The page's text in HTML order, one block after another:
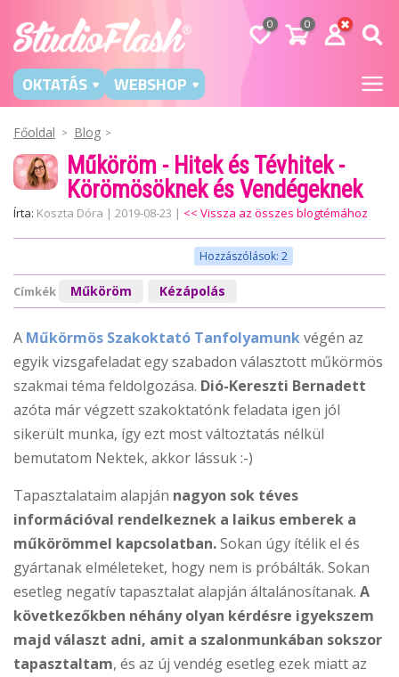
0 0
OKTATÁS WEBSHOP
Főoldal Blog
Műköröm - Hitek és Tévhitek -
Körömösöknek és Vendégeknek
Írta: Koszta Dóra | 2019-08-23 | << Vissza az összes blogtémához
Hozzászólások: 2
Címkék Műköröm Kézápolás
A Műkörmös Szakoktató Tanfolyamunkvégén az
egyik vizsgafeladat egy szabadon választott műkörmös
szakmai téma feldolgozása. Dió-Kereszti Bernadett
azóta már végzett szakoktatónk feladata igen jól
sikerült munka, így ezt most változtatás nélkül
bemutatom Nektek, akkor lássuk :-)
Tapasztalataim alapján nagyon sok téves
információval rendelkeznek a laikus emberek a
műkörömmel kapcsolatban.Sokan úgy ítélik el és
gyártanak elméleteket, hogy nem is próbálták. Sokan
esetleg negatív tapasztalat alapján általánosítanak. A
következőkben néhány olyan kérdésre igyekszem
majd választ adni, amit a szalonmunkában sokszor
tapasztaltam, és az új vendég esetleg ezek miatt az